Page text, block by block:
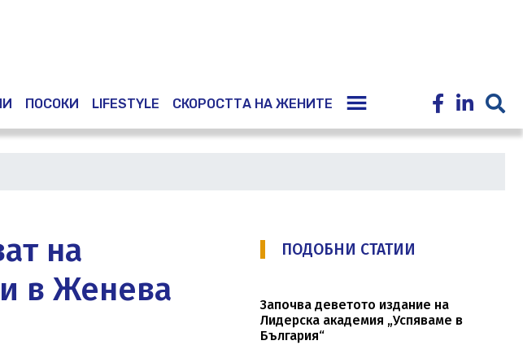
ПОСОКИ LIFESTYLE СКОРОСТТА НА ЖЕНИТЕ
на
в Женева
ПОДОБНИ СТАТИИ
Започва деветото издание на
Лидерска академия „Успяваме в
България“